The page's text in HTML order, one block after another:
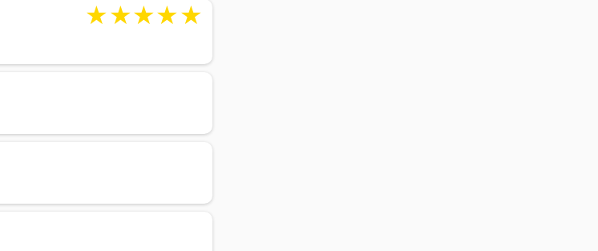
★★★★★